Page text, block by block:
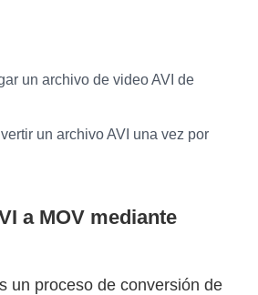
un archivo de video AVI de
un archivo AVI una vez por
a MOV mediante
un proceso de conversión de